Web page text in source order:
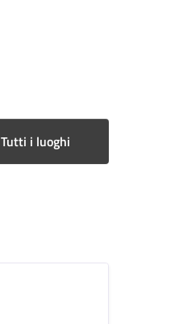
Tutti i luoghi